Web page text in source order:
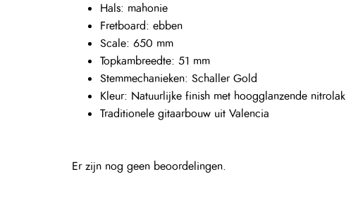
Hals: mahonie
Fretboard: ebben
Scale: 650 mm
Topkambreedte: 51 mm
Stemmechanieken: Schaller Gold
Kleur: Natuurlijke finish met hoogglanzende nitrolak
Traditionele gitaarbouw uit Valencia
Er zijn nog geen beoordelingen.